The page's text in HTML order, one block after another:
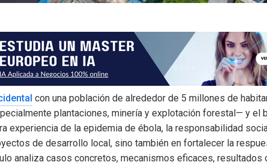
con una población de alrededor de 5 millones de
plantaciones, minería y explotación forestal— y el
experiencia de la epidemia de ébola, la responsabilidad
de desarrollo local, sino también en fortalecer la
analiza casos concretos, mecanismos eficaces, resultados